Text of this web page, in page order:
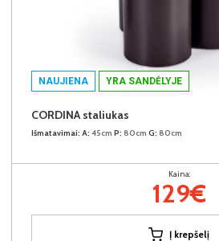
NAUJIENA YRA SANDĖLYJE
CORDINA staliukas
Išmatavimai: A: 45cm P: 80cm G: 80cm
Kaina:
129€
Į krepšelį